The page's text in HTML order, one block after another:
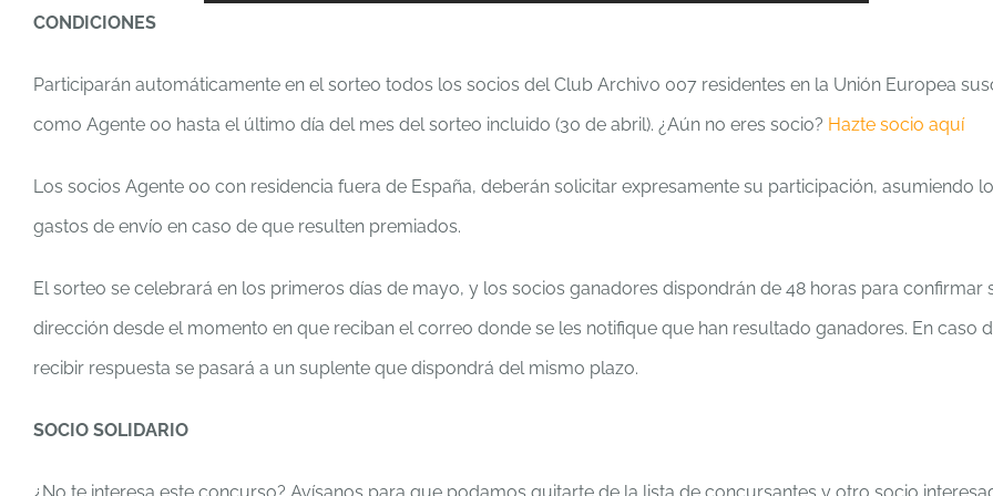
CONDICIONES
Participarán automáticamente en el sorteo todos los socios del Club Archivo 007 residentes en la Unión Europea
como Agente 00 hasta el último día del mes del sorteo incluido (30 de abril). ¿Aún no eres socio? Hazte socio aquí
Los socios Agente 00 con residencia fuera de España, deberán solicitar expresamente su participación, asumiendo
gastos de envío en caso de que resulten premiados.
El sorteo se celebrará en los primeros días de mayo, y los socios ganadores dispondrán de 48 horas para confirmar
dirección desde el momento en que reciban el correo donde se les notifique que han resultado ganadores. En caso
recibir respuesta se pasará a un suplente que dispondrá del mismo plazo.
SOCIO SOLIDARIO